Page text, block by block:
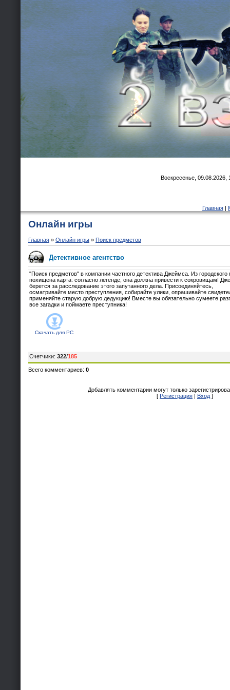
Воскресенье,
Главная
Онлайн игры
Главная » Онлайн игры » Поиск предметов
Детективное агентство
"Поиск предметов" в компании частного детектива Джеймса. Из городского
похищена карта: согласно легенде, она должна привести к сокровищам!
берется за расследование этого запутанного дела. Присоединяйтесь,
осматривайте место преступления, собирайте улики, опрашивайте
применяйте старую добрую дедукцию! Вместе вы обязательно сумеете
все загадки и поймаете преступника!
Скачать для PC
Счетчики: 322/185
Всего комментариев: 0
Добавлять комментарии могут только
[ Регистрация | Вход ]